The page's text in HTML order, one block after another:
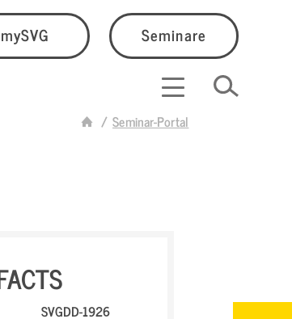
mySVG Seminare
Seminar-Portal
SVGDD-1926